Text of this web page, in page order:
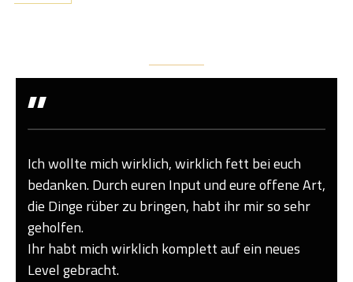
"
Ich wollte mich wirklich, wirklich fett bei euch
bedanken. Durch euren Input und eure offene Art,
die Dinge rüber zu bringen, habt ihr mir so sehr
geholfen.
Ihr habt mich wirklich komplett auf ein neues
Level gebracht.